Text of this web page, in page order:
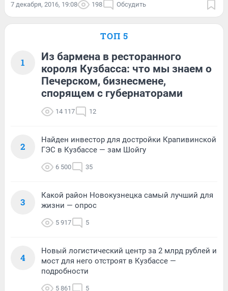
7 декабря, 2016, 19:08 198 Обсудить
ТОП 5
1
Из бармена в ресторанного
короля Кузбасса: что мы знаем о
Печерском, бизнесмене,
спорящем с губернаторами
14 117 12
2
Найден инвестор для достройки Крапивинской
ГЭС в Кузбассе — зам Шойгу
6 500 35
3
Какой район Новокузнецка самый лучший для
жизни — опрос
5 917 5
4
Новый логистический центр за 2 млрд рублей и
мост для него отстроят в Кузбассе —
подробности
5 861 5